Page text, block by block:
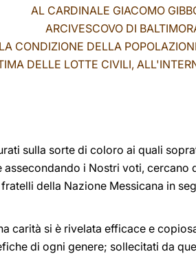
AL CARDINALE GIACOMO
ARCIVESCOVO DI
CONDIZIONE DELLA
DELLE LOTTE CIVILI,
sulla sorte di coloro ai quali
i Nostri voti,
della Nazione Messicana in
carità si è rivelata efficace e
di ogni genere; sollecitati da